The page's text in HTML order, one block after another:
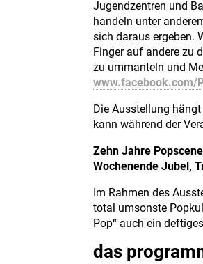
Jugendzentren und
handeln unter
sich daraus ergeben.
Finger auf andere zu
zu ummanteln und
www.facebook.com/
Die Ausstellung
kann während der
Zehn Jahre
Wochenende Jubel,
Im Rahmen des
total umsonste
Pop“ auch ein
das